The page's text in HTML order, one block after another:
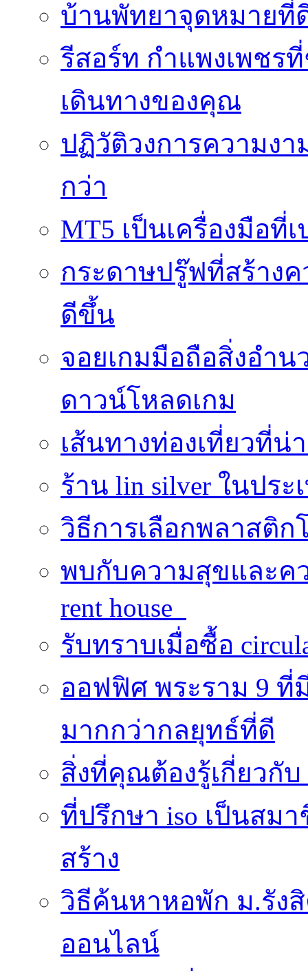
บ้านพัทยาจุดหมายที่
รีสอร์ท กำแพงเพชร
เดินทางของคุณ
ปฏิวัติวงการความง
กว่า
MT5 เป็นเครื่องมือที่
กระดาษปรู๊ฟที่สร้าง
ดีขึ้น
จอยเกมมือถือสิ่งอำ
ดาวน์โหลดเกม
เส้นทางท่องเที่ยวที่น่
ร้าน lin silver ในปร
วิธีการเลือกพลาสติก
พบกับความสุขและค
rent house
รับทราบเมื่อซื้อ
ออฟฟิศ พระราม 9 ที่
มากกว่ากลยุทธ์ที่ดี
สิ่งที่คุณต้องรู้เกี่ยวกับ
ที่ปรึกษา iso เป็นสม
สร้าง
วิธีค้นหาหอพัก ม.รัง
ออนไลน์